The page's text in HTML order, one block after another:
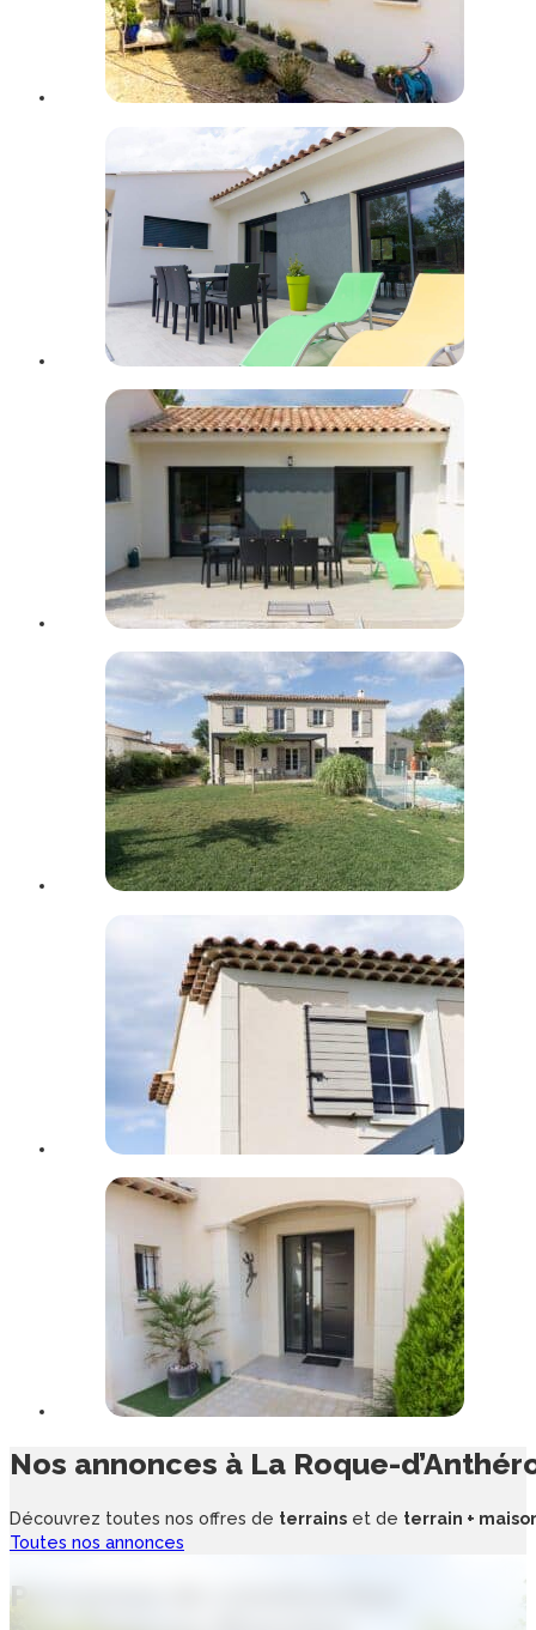
Nos annonces à La Roque-
Découvrez toutes nos offres de terrains et de terrain +
Toutes nos annonces
Processus de